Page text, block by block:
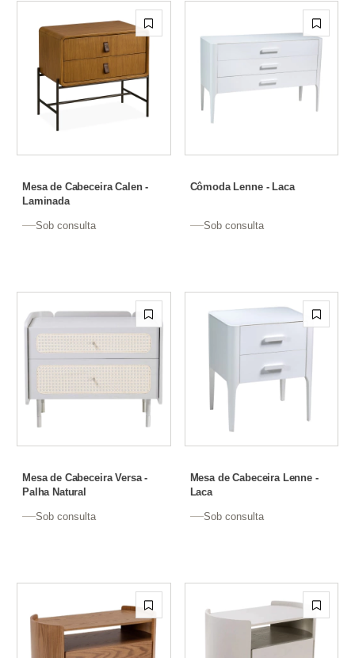
Mesa de Cabeceira Calen -
Laminada
Sob consulta
Cômoda Lenne - Laca
Sob consulta
Mesa de Cabeceira Versa -
Palha Natural
Sob consulta
Mesa de Cabeceira Lenne -
Laca
Sob consulta